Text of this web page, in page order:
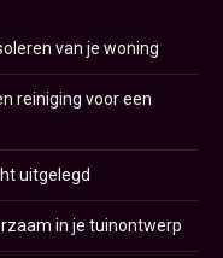
van je woning
reiniging voor een
uitgelegd
in je tuinontwerp